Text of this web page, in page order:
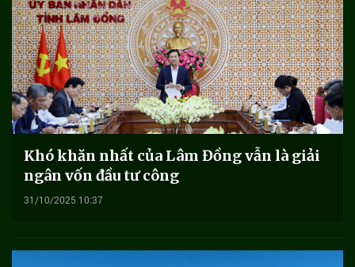
Khó khăn nhất của Lâm Đồng vẫn là giải
ngân vốn đầu tư công
31/10/2025 10:37